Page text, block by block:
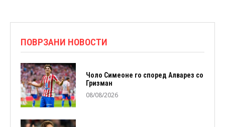
ПОВРЗАНИ НОВОСТИ
Чоло Симеоне го според Алварез со
Гризман
08/08/2026